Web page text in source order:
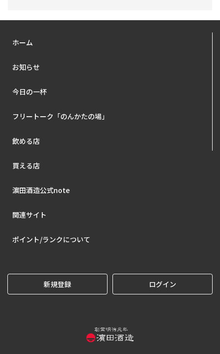
ホーム
お知らせ
今日の一杯
フリートーク「のんかたの場」
飲める店
買える店
濵田酒造公式note
関連サイト
ポイント/ランクについて
新規登録 ログイン